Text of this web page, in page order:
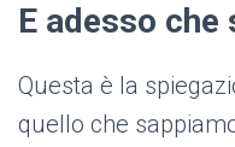
E adesso che
Questa è la
quello che